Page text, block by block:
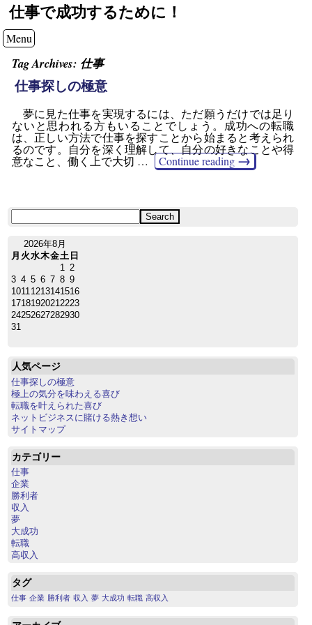
仕事で成功するために！
Menu
Tag Archives: 仕事
仕事探しの極意
夢に見た仕事を実現するには、ただ願うだけでは足り
ないと思われる方もいることでしょう。成功への転職
は、正しい方法で仕事を探すことから始まると考えられ
るのです。自分を深く理解して、自分の好きなことや得
意なこと、働く上で大切 …
Continue reading →
2026年8月
月 火水木金土 日
1 2
3 4 5 6 7 8 9
10111213141516
17181920212223
24252627282930
31
人気ページ
仕事探しの極意
極上の気分を味わえる喜び
転職を叶えられた喜び
ネットビジネスに賭ける熱き想い
サイトマップ
カテゴリー
仕事
企業
勝利者
収入
夢
大成功
転職
高収入
タグ
仕事 企業 勝利者 収入 夢 大成功 転職 高収入